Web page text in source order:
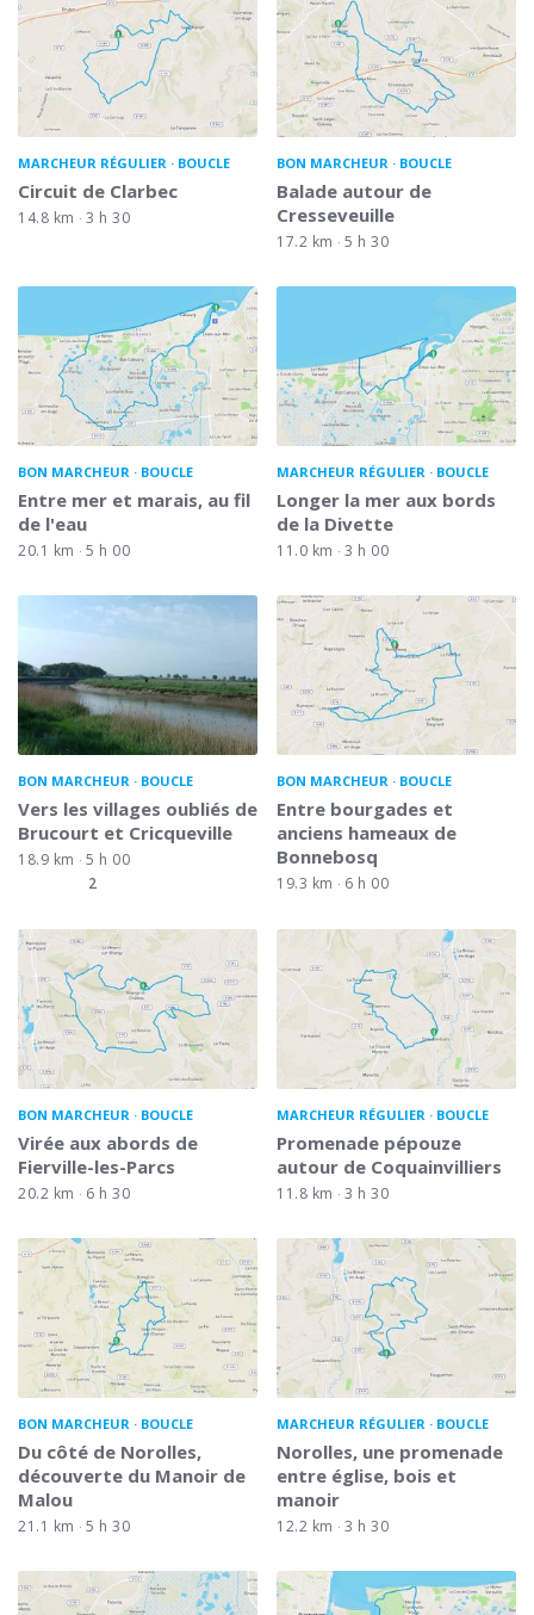
MARCHEUR RÉGULIER BOUCLE
Circuit de Clarbec
14.8 km 3 h 30
BON MARCHEUR BOUCLE
Balade autour de
Cresseveuille
17.2 km 5 h 30
BON MARCHEUR BOUCLE
Entre mer et marais, au fil
de l'eau
20.1 km 5 h 00
MARCHEUR RÉGULIER BOUCLE
Longer la mer aux bords
de la Divette
11.0 km 3 h 00
BON MARCHEUR BOUCLE
Vers les villages oubliés de
Brucourt et Cricqueville
18.9 km
5 h 00
2
BON MARCHEUR BOUCLE
Entre bourgades et
anciens hameaux de
Bonnebosq
19.3 km 6 h 00
BON MARCHEUR BOUCLE
Virée aux abords de
Fierville-les-Parcs
20.2 km 6 h 30
MARCHEUR RÉGULIER BOUCLE
Promenade pépouze
autour de Coquainvilliers
11.8 km 3 h 30
BON MARCHEUR BOUCLE
Du côté de Norolles,
découverte du Manoir de
Malou
21.1 km 5 h 30
MARCHEUR RÉGULIER BOUCLE
Norolles, une promenade
entre église, bois et
manoir
12.2 km 3 h 30